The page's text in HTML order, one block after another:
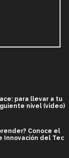
para llevar a tu
nivel (video)
Conoce el
Innovación del Tec